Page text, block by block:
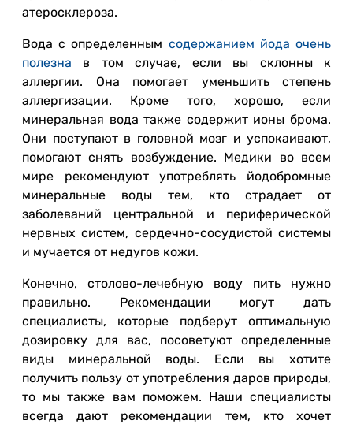
атеросклероза.
Вода с определенным содержанием йода очень
полезна в том случае, если вы склонны к
аллергии. Она помогает уменьшить степень
аллергизации. Кроме того, хорошо, если
минеральная вода также содержит ионы брома.
Они поступают в головной мозг и успокаивают,
помогают снять возбуждение. Медики во всем
мире рекомендуют употреблять йодобромные
минеральные воды тем, кто страдает от
заболеваний центральной и периферической
нервных систем, сердечно-сосудистой системы
и мучается от недугов кожи.
Конечно, столово-лечебную воду пить нужно
правильно. Рекомендации могут дать
специалисты, которые подберут оптимальную
дозировку для вас, посоветуют определенные
виды минеральной воды. Если вы хотите
получить пользу от употребления даров природы,
то мы также вам поможем. Наши специалисты
всегда дают рекомендации тем, кто хочет